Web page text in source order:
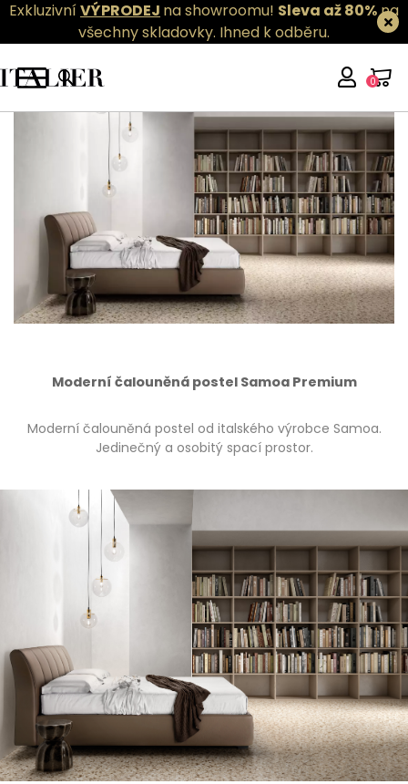
ExkluzivníVÝPRODEJ na showroomu! Sleva až 80%na
všechny skladovky. Ihned k odběru.
0
Moderní čalouněná postel Samoa Premium
Moderní čalouněná postel od italského výrobce Samoa.
Jedinečný a osobitý spací prostor.